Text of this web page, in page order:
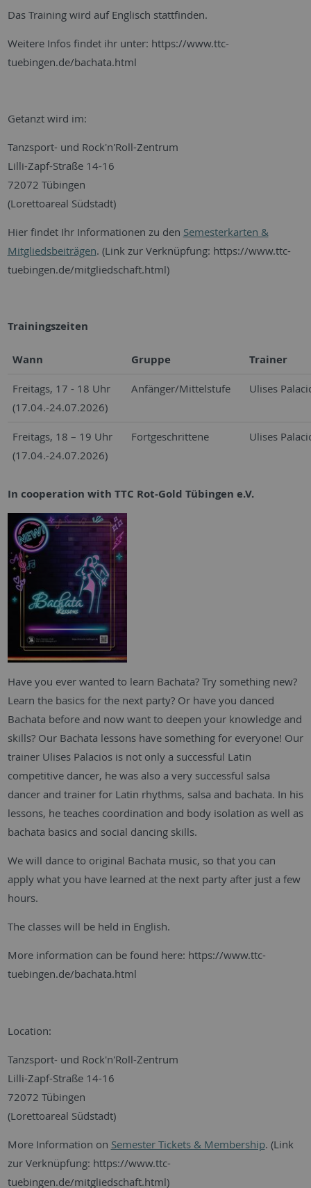
Das Training wird auf Englisch stattfinden.
Weitere Infos findet ihr unter: https://www.ttc-
tuebingen.de/bachata.html
Getanzt wird im:
Tanzsport- und Rock'n'Roll-Zentrum
Lilli-Zapf-Straße 14-16
72072 Tübingen
(Lorettoareal Südstadt)
Hier findet Ihr Informationen zu den Semesterkarten &
Mitgliedsbeiträgen. (Link zur Verknüpfung: https://www.ttc-
tuebingen.de/mitgliedschaft.html)
Trainingszeiten
Wann Gruppe Trainer
Freitags, 17 - 18 Uhr
(17.04.-24.07.2026)
Anfänger/Mittelstufe Ulises
Freitags, 18 – 19 Uhr
(17.04.-24.07.2026)
Fortgeschrittene Ulises
In cooperation with TTC Rot-Gold Tübingen e.V.
Have you ever wanted to learn Bachata? Try something new?
Learn the basics for the next party? Or have you danced
Bachata before and now want to deepen your knowledge and
skills? Our Bachata lessons have something for everyone! Our
trainer Ulises Palacios is not only a successful Latin
competitive dancer, he was also a very successful salsa
dancer and trainer for Latin rhythms, salsa and bachata. In his
lessons, he teaches coordination and body isolation as well as
bachata basics and social dancing skills.
We will dance to original Bachata music, so that you can
apply what you have learned at the next party after just a few
hours.
The classes will be held in English.
More information can be found here: https://www.ttc-
tuebingen.de/bachata.html
Location:
Tanzsport- und Rock'n'Roll-Zentrum
Lilli-Zapf-Straße 14-16
72072 Tübingen
(Lorettoareal Südstadt)
More Information on Semester Tickets & Membership. (Link
zur Verknüpfung: https://www.ttc-
tuebingen.de/mitgliedschaft.html)